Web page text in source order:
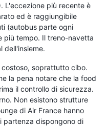
L'eccezione più recente è
ed è raggiungibile
(autobus parte ogni
più tempo. Il treno-navetta
dell'insieme.
soprattutto cibo.
la pena notare che la food
il controllo di sicurezza.
Non esistono strutture
di Air France hanno
partenza dispongono di